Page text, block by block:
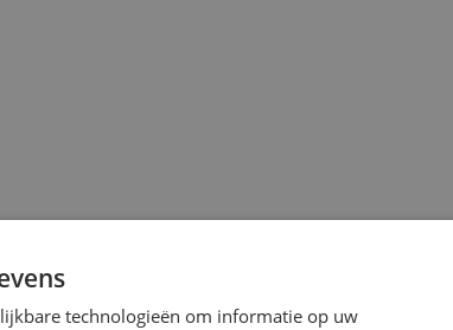
technologieën om informatie op uw